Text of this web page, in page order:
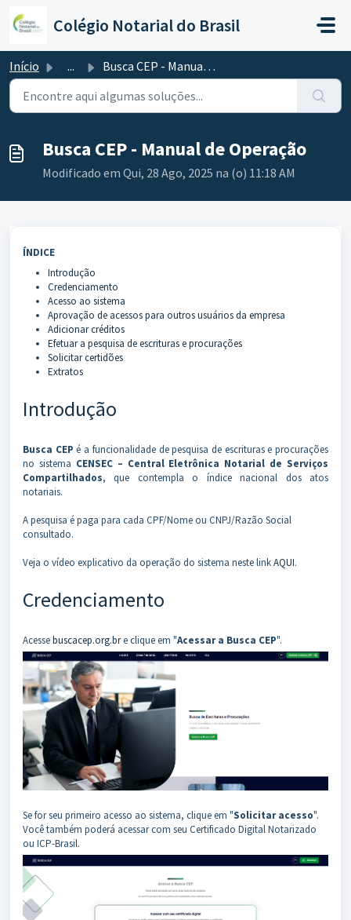
Colégio Notarial do Brasil
Início ... Busca CEP - Manual de Operação
Busca CEP - Manual de Operação
Modificado em Qui, 28 Ago, 2025 na (o) 11:18 AM
ÍNDICE
Introdução
Credenciamento
Acesso ao sistema
Aprovação de acessos para outros usuários da empresa
Adicionar créditos
Efetuar a pesquisa de escrituras e procurações
Solicitar certidões
Extratos
Introdução
Busca CEPé a funcionalidade de pesquisa de escrituras e procurações
no sistema CENSEC – Central Eletrônica Notarial de Serviços
Compartilhados, que contempla o índice nacional dos atos
notariais.
A pesquisa é paga para cada CPF/Nome ou CNPJ/Razão Social
consultado.
Veja o vídeo explicativo da operação do sistema neste linkAQUI.
Credenciamento
Acessebuscacep.org.bre clique em "Acessar a Busca CEP".
Se for seu primeiro acesso ao sistema, clique em "Solicitar acesso".
Você também poderá acessar com seu Certificado Digital Notarizado
ou ICP-Brasil.